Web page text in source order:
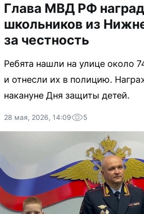
Глава МВД РФ
школьников из
за честность
Ребята нашли на улице около
и отнесли их в полицию.
накануне Дня защиты детей.
28 мая, 2026, 14:09 5